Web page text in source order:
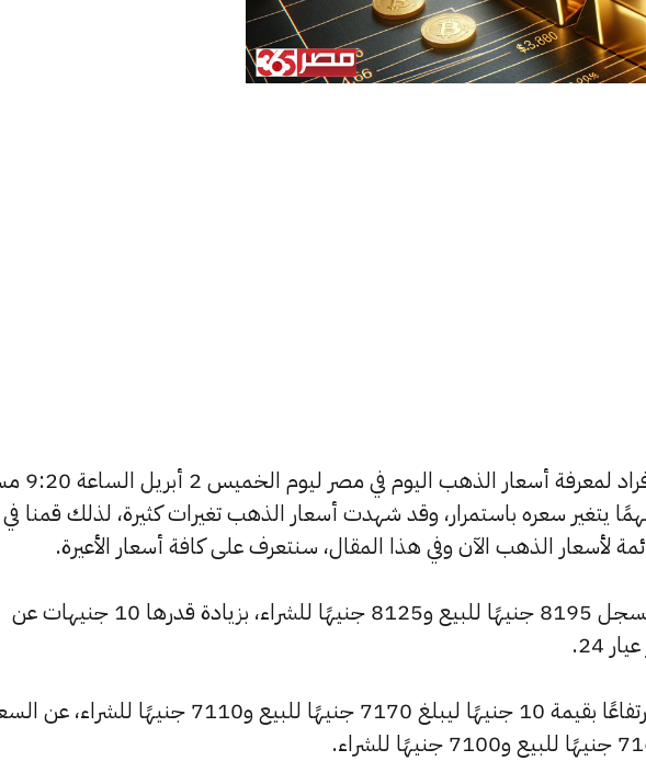
يسعى العديد من الأفراد
يتغير سعره باستمرار، وقد شهدت أسعار الذهب تغيرات كثيرة، لذلك قمنا
ارتفع سعر عيار 24 ليسجل 8195 جنيهًا للبيع و8125 جنيهًا للشراء، بزيادة قدرها 10 جنيهات عن
24.
وشهد سعر عيار 21 ارتفاعًا بقيمة 10 جنيهًا ليبلغ 7170 جنيهًا للبيع و7110 جنيهًا للشراء،